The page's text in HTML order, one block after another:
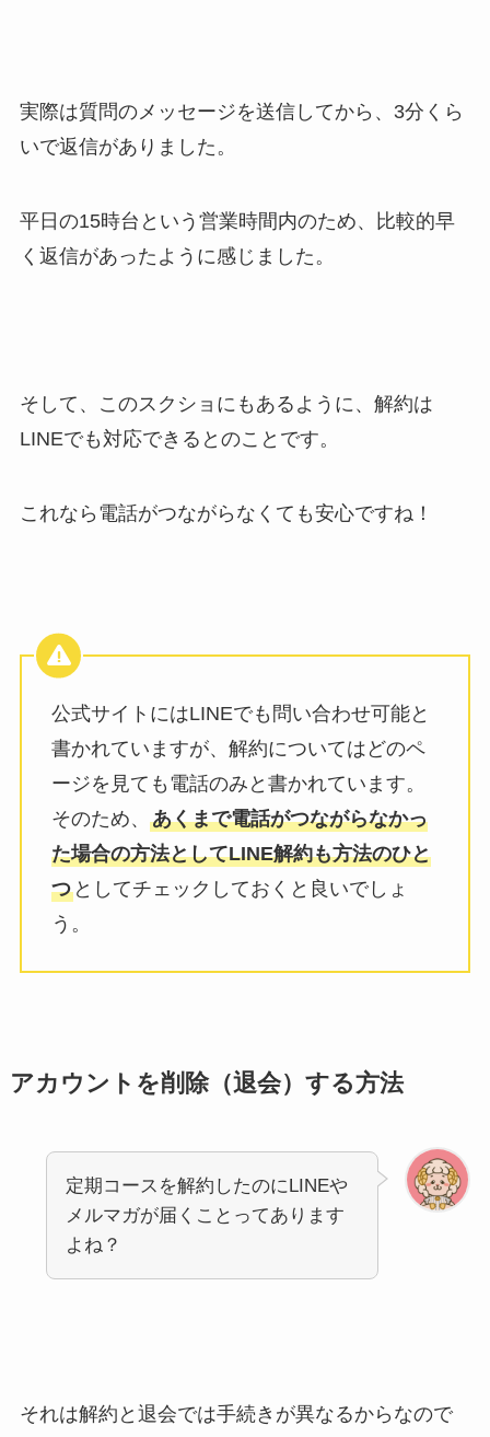
実際は質問のメッセージを送信してから、3分くら
いで返信がありました。
平日の15時台という営業時間内のため、比較的早
く返信があったように感じました。
そして、このスクショにもあるように、解約は
LINEでも対応できるとのことです。
これなら電話がつながらなくても安心ですね！
公式サイトにはLINEでも問い合わせ可能と
書かれていますが、解約についてはどのペ
ージを見ても電話のみと書かれています。
そのため、 あくまで電話がつながらなかっ
た場合の方法としてLINE解約も方法のひと
つとしてチェックしておくと良いでしょ
う。
アカウントを削除（退会）する方法
定期コースを解約したのにLINEや
メルマガが届くことってあります
よね？
それは解約と退会では手続きが異なるからなので